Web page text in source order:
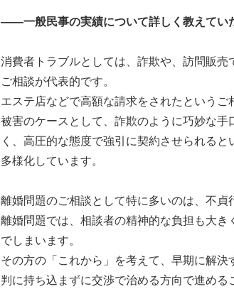
――一般民事の実績について詳しく教えてい
消費者トラブルとしては、詐欺や、訪問販
ご相談が代表的です。
エステ店などで高額な請求をされたというご
被害のケースとして、詐欺のように巧妙な
く、高圧的な態度で強引に契約させられる
多様化しています。
離婚問題のご相談として特に多いのは、不貞
離婚問題では、相談者の精神的な負担も大
でしまいます。
その方の「これから」を考えて、早期に解
判に持ち込まずに交渉で治める方向で進める